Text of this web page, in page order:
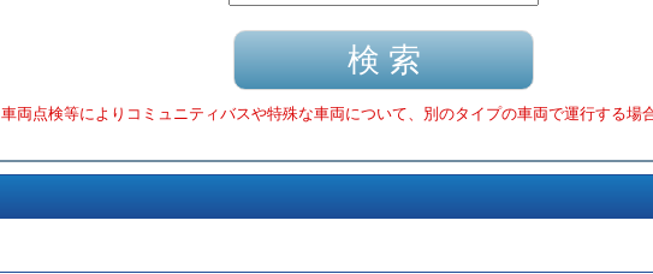
車両点検等によりコミュニティバスや特殊な車両について、別のタイプの車両で運行する場